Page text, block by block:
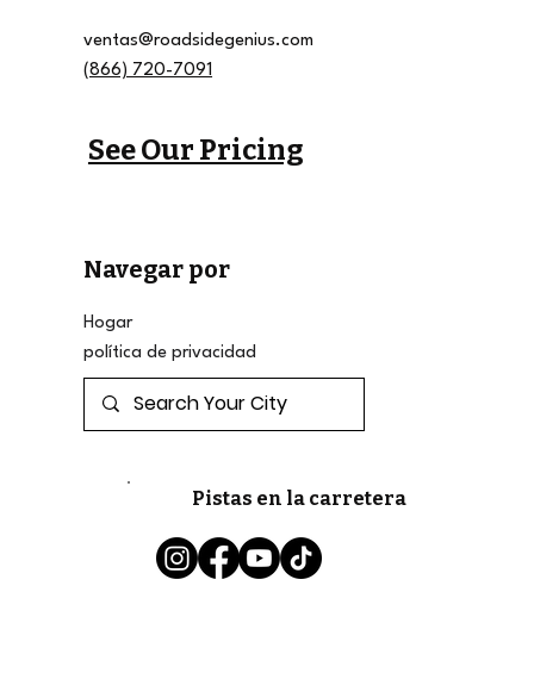
ventas@roadsidegenius.com
(866) 720-7091
See Our Pricing
Navegar por
Hogar
política de privacidad
Pistas en la carretera